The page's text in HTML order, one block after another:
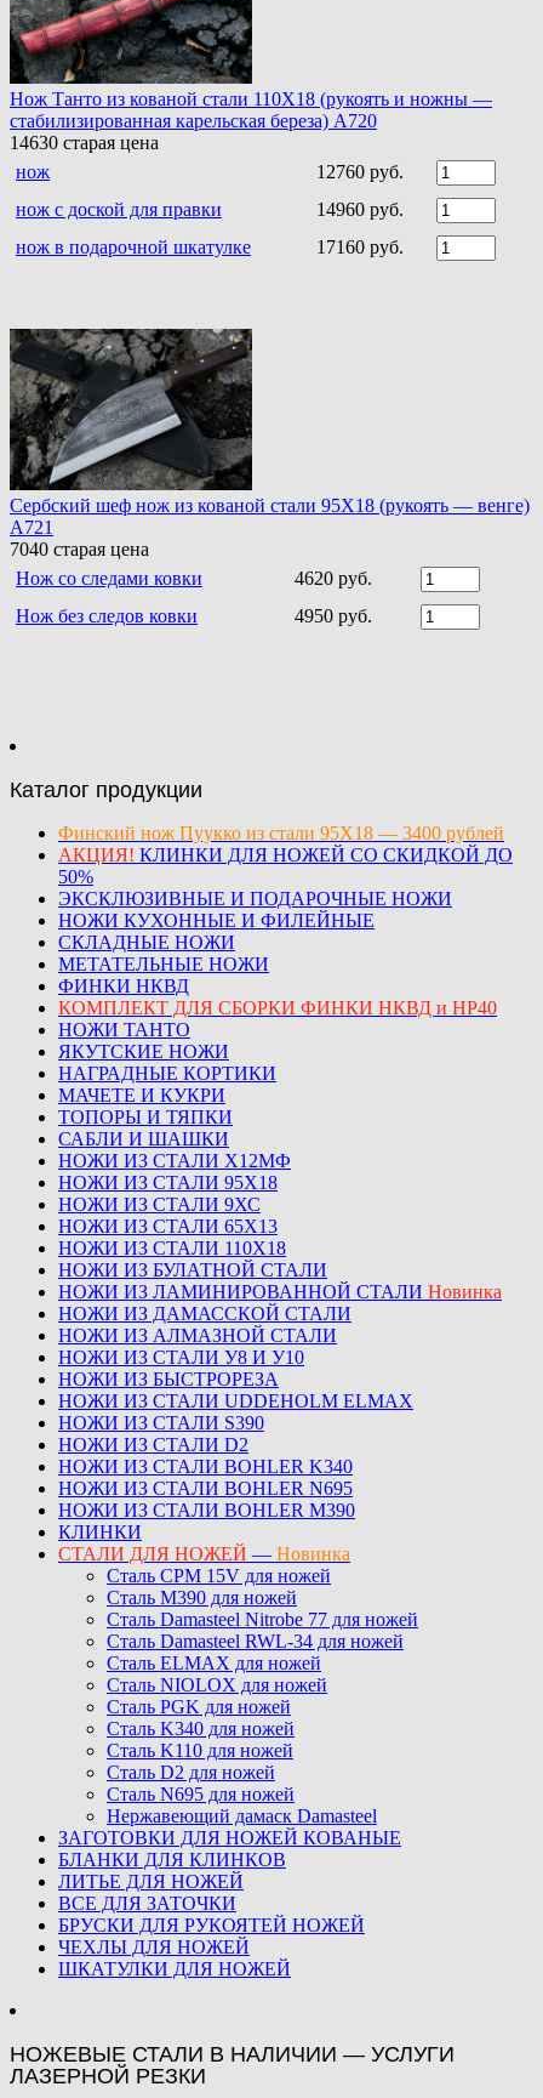
Нож Танто из кованой стали 110Х18 (рукоять и ножны —
стабилизированная карельская береза) A720
14630 старая цена
нож
12760 руб.
нож с доской для правки
14960 руб.
нож в подарочной шкатулке
17160 руб.
Сербский шеф нож из кованой стали 95Х18 (рукоять — венге)
A721
7040 старая цена
Нож со следами ковки
4620 руб.
Нож без следов ковки
4950 руб.
Каталог продукции
Финский нож Пуукко из стали 95Х18 — 3400 рублей
АКЦИЯ! КЛИНКИ ДЛЯ НОЖЕЙ СО СКИДКОЙ ДО
50%
ЭКСКЛЮЗИВНЫЕ И ПОДАРОЧНЫЕ НОЖИ
НОЖИ КУХОННЫЕ И ФИЛЕЙНЫЕ
СКЛАДНЫЕ НОЖИ
МЕТАТЕЛЬНЫЕ НОЖИ
ФИНКИ НКВД
КОМПЛЕКТ ДЛЯ СБОРКИ ФИНКИ НКВД и НР40
НОЖИ ТАНТО
ЯКУТСКИЕ НОЖИ
НАГРАДНЫЕ КОРТИКИ
МАЧЕТЕ И КУКРИ
ТОПОРЫ И ТЯПКИ
САБЛИ И ШАШКИ
НОЖИ ИЗ СТАЛИ Х12МФ
НОЖИ ИЗ СТАЛИ 95Х18
НОЖИ ИЗ СТАЛИ 9ХС
НОЖИ ИЗ СТАЛИ 65Х13
НОЖИ ИЗ СТАЛИ 110Х18
НОЖИ ИЗ БУЛАТНОЙ СТАЛИ
НОЖИ ИЗ ЛАМИНИРОВАННОЙ СТАЛИ Новинка
НОЖИ ИЗ ДАМАССКОЙ СТАЛИ
НОЖИ ИЗ АЛМАЗНОЙ СТАЛИ
НОЖИ ИЗ СТАЛИ У8 И У10
НОЖИ ИЗ БЫСТРОРЕЗА
НОЖИ ИЗ СТАЛИ UDDEHOLM ELMAX
НОЖИ ИЗ СТАЛИ S390
НОЖИ ИЗ СТАЛИ D2
НОЖИ ИЗ СТАЛИ BOHLER K340
НОЖИ ИЗ СТАЛИ BOHLER N695
НОЖИ ИЗ СТАЛИ BOHLER M390
КЛИНКИ
СТАЛИ ДЛЯ НОЖЕЙ — Новинка
Сталь CPM 15V для ножей
Сталь M390 для ножей
Сталь Damasteel Nitrobe 77 для ножей
Сталь Damasteel RWL-34 для ножей
Сталь ELMAX для ножей
Сталь NIOLOX для ножей
Сталь PGK для ножей
Сталь K340 для ножей
Сталь K110 для ножей
Сталь D2 для ножей
Сталь N695 для ножей
Нержавеющий дамаск Damasteel
ЗАГОТОВКИ ДЛЯ НОЖЕЙ КОВАНЫЕ
БЛАНКИ ДЛЯ КЛИНКОВ
ЛИТЬЕ ДЛЯ НОЖЕЙ
ВСЕ ДЛЯ ЗАТОЧКИ
БРУСКИ ДЛЯ РУКОЯТЕЙ НОЖЕЙ
ЧЕХЛЫ ДЛЯ НОЖЕЙ
ШКАТУЛКИ ДЛЯ НОЖЕЙ
НОЖЕВЫЕ СТАЛИ В НАЛИЧИИ — УСЛУГИ
ЛАЗЕРНОЙ РЕЗКИ